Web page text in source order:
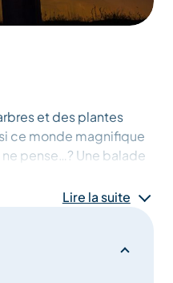
et des plantes
ce monde magnifique
pense…? Une balade
Lire la suite